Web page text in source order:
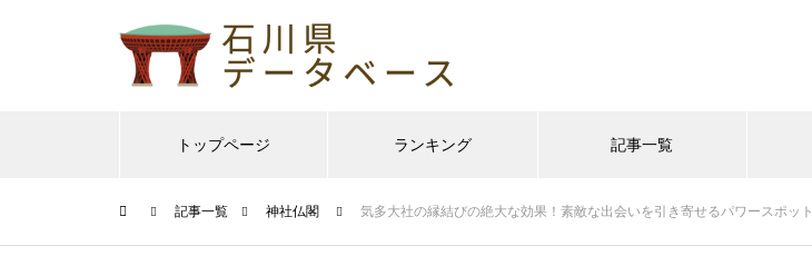
トップページ ランキング 記事一覧
記事一覧 神社仏閣 気多大社の縁結びの絶大な効果！素敵な出会いを引き寄せるパワースポット